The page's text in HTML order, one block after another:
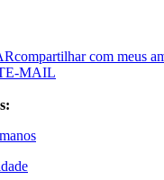
compartilhar com meus
E-MAIL